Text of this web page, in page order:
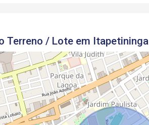
Terreno / Lote em Itapetininga